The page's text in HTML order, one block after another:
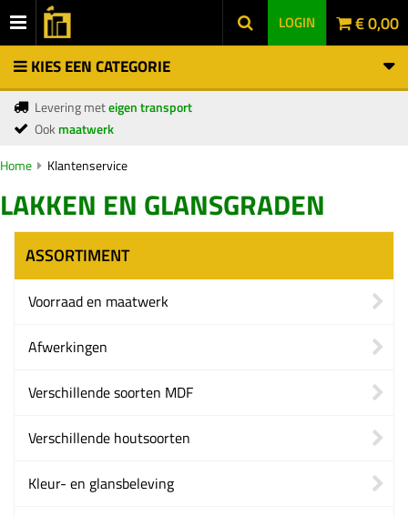
LOGIN € 0,00
KIES EEN CATEGORIE
Levering meteigen transport
Ookmaatwerk
Home Klantenservice
LAKKEN EN GLANSGRADEN
ASSORTIMENT
Voorraad en maatwerk
Afwerkingen
Verschillende soorten MDF
Verschillende houtsoorten
Kleur- en glansbeleving